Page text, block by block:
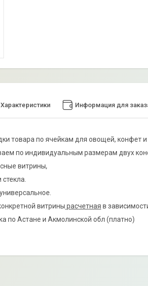
Характеристики Информация для
товара по ячейкам для овощей, конфет и
по индивидуальным размерам двух
витрины,
витрины расчетная в
по Астане и Акмолинской обл (платно)